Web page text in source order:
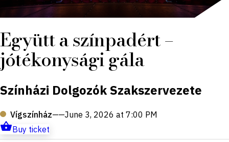
Együtt a színpadért –
jótékonysági gála
Színházi Dolgozók Szakszervezete
Vígszínház——June 3, 2026 at 7:00 PM
Buy ticket